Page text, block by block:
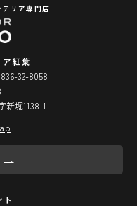
テリア専門店
紅葉
32-8058
新堀1138-1
ト